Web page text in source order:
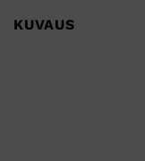
KUVAUS